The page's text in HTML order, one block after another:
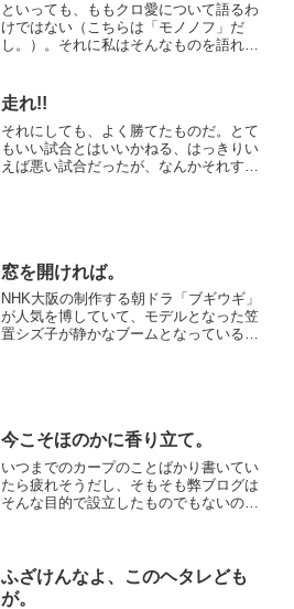
といっても、ももクロ愛について語るわ
けではない（こちらは「モノノフ」だ
し。）。それに私はそんなものを語れる
さんからは嫌われるかもしれない。余談
はさておき。いま日本シリー...
走れ!!
それにしても、よく勝てたものだ。とて
もいい試合とはいいかねる、はっきりい
えば悪い試合だったが、なんかそれすら
窓を開ければ。
NHK大阪の制作する朝ドラ「ブギウギ」
が人気を博していて、モデルとなった笠
置シズ子が静かなブームとなっているら
今こそほのかに香り立て。
いつまでのカープのことばかり書いてい
たら疲れそうだし、そもそも弊ブログは
そんな目的で設立したものでもないの
いるところだが（そのまま引...
ふざけんなよ、このヘタレども
が。